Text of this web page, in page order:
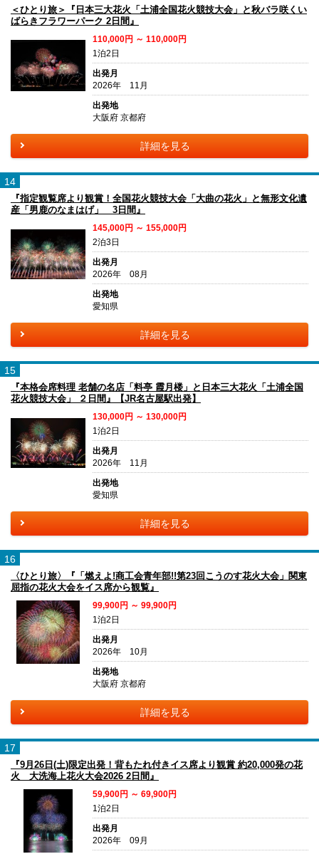
＜ひとり旅＞『日本三大花火「土浦全国花火競技大会」と秋バラ咲くい
ばらきフラワーパーク 2日間』
110,000円 ～ 110,000円
1泊2日
出発月
2026年 11月
出発地
大阪府 京都府
詳細を見る
14
『指定観覧席より観賞！全国花火競技大会「大曲の花火」と無形文化遺
産「男鹿のなまはげ」 3日間』
145,000円 ～ 155,000円
2泊3日
出発月
2026年 08月
出発地
愛知県
詳細を見る
15
『本格会席料理 老舗の名店「料亭 霞月楼」と日本三大花火「土浦全国
花火競技大会」 ２日間』【JR名古屋駅出発】
130,000円 ～ 130,000円
1泊2日
出発月
2026年 11月
出発地
愛知県
詳細を見る
16
〈ひとり旅〉『「燃えよ!商工会青年部!!第23回こうのす花火大会」関東
屈指の花火大会をイス席から観覧』
99,900円 ～ 99,900円
1泊2日
出発月
2026年 10月
出発地
大阪府 京都府
詳細を見る
17
『9月26日(土)限定出発！背もたれ付きイス席より観賞 約20,000発の花
火 大洗海上花火大会2026 2日間』
59,900円 ～ 69,900円
1泊2日
出発月
2026年 09月